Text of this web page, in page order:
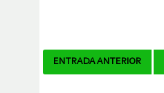
Navegador
ENTRADA ANTERIOR